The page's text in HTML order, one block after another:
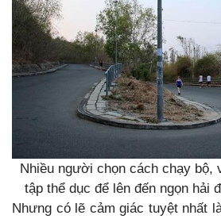
Nhiều người chọn cách chạy bộ,
tập thể dục để lên đến ngọn hải
Nhưng có lẽ cảm giác tuyệt nhất